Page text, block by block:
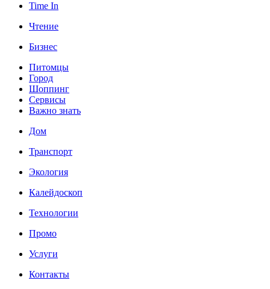
Time In
Чтение
Бизнес
Питомцы
Город
Шоппинг
Сервисы
Важно знать
Дом
Транспорт
Экология
Калейдоскоп
Технологии
Промо
Услуги
Контакты